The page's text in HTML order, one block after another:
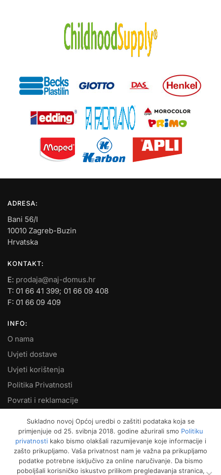
ADRESA:
Bani 56/I
10010 Zagreb-Buzin
Hrvatska
KONTAKT:
E: prodaja@naj-domus.hr
T: 01 66 41 399; 01 66 09 408
F: 01 66 09 409
INFO:
O nama
Uvjeti dostave
Uvjeti korištenja
Politika Privatnosti
Povrati i reklamacije
MOJ RAČUN:
Moje narudžbe
Kako naručiti
Sukladno novoj Općoj uredbi o zaštiti podataka koja se
primjenjuje od 25. svibnja 2018. godine ažurirali smo Politiku
privatnostikako bismo olakšali razumijevanje koje informacije i
zašto prikupljamo. Vaša privatnost nam je važna pa prikupljamo
podatke potrebne isključivo za online naručivanje. Da bismo
poboljšali korisničko iskustvo prilikom pregledavanja stranica,